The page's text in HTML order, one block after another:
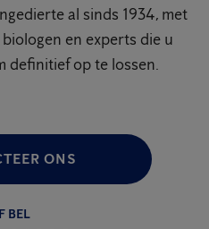
al sinds 1934, met
en experts die u
definitief op te lossen.
ONS
BEL